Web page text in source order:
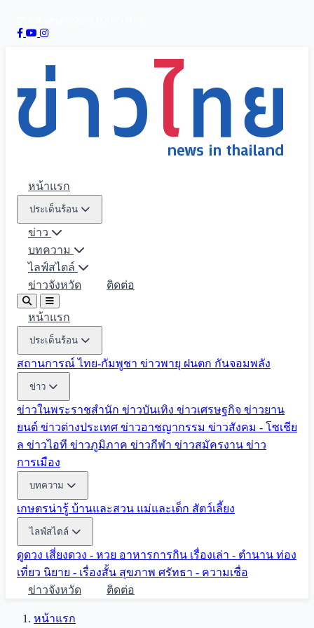
หน้าแรก
ประเด็นร้อน
ข่าว
บทความ
ไลฟ์สไตล์
ข่าวจังหวัด
ติดต่อ
หน้าแรก
ประเด็นร้อน
สถานการณ์ ไทย-กัมพูชา ข่าวพายุ ฝนตก กันจอมพลัง
ข่าว
ข่าวในพระราชสำนัก ข่าวบันเทิง ข่าวเศรษฐกิจ ข่าวยาน
ยนต์ ข่าวต่างประเทศ ข่าวอาชญากรรม ข่าวสังคม - โซเชีย
ล ข่าวไอที ข่าวภูมิภาค ข่าวกีฬา ข่าวสมัครงาน ข่าว
การเมือง
บทความ
เกษตรน่ารู้ บ้านและสวน แม่และเด็ก สัตว์เลี้ยง
ไลฟ์สไตล์
ดูดวง เสี่ยงดวง - หวย อาหารการกิน เรื่องเล่า - ตำนาน ท่อง
เที่ยว นิยาย - เรื่องสั้น สุขภาพ ศรัทธา - ความเชื่อ
ข่าวจังหวัด
ติดต่อ
หน้าแรก